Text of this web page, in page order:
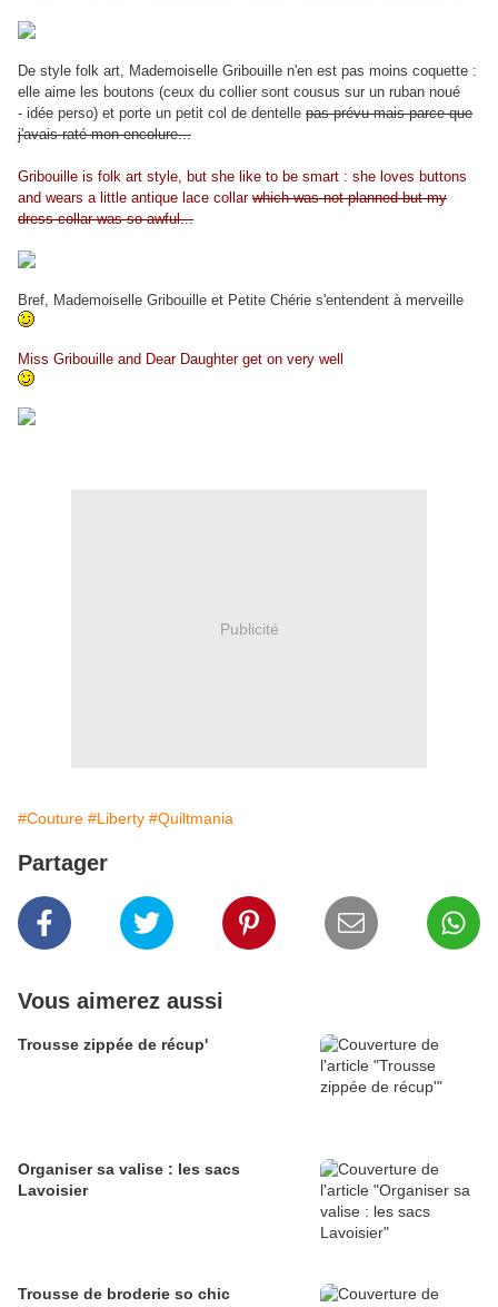
De style folk art, Mademoiselle Gribouille n'en est pas moins coquette :
elle aime les boutons (ceux du collier sont cousus sur un ruban noué
- idée perso) et porte un petit col de dentelle pas prévu mais parce que
j'avais raté mon encolure...
Gribouille is folk art style, but she like to be smart : she loves buttons
and wears a little antique lace collar which was not planned but my
dress collar was so awful...
Bref, Mademoiselle Gribouille et Petite Chérie s'entendent à merveille
Miss Gribouille and Dear Daughter get on very well
Publicité
#Couture #Liberty #Quiltmania
Partager
Vous aimerez aussi
Trousse zippée de récup'
Organiser sa valise : les sacs
Lavoisier
Trousse de broderie so chic